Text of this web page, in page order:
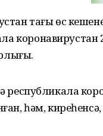
тағы өс
коронавирустан
республикала
һәм, киреһенсә,